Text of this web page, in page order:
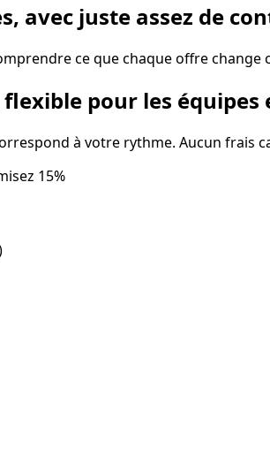
avec juste assez de
ce que chaque offre
pour les équipes
à votre rythme. Aucun frais
15%